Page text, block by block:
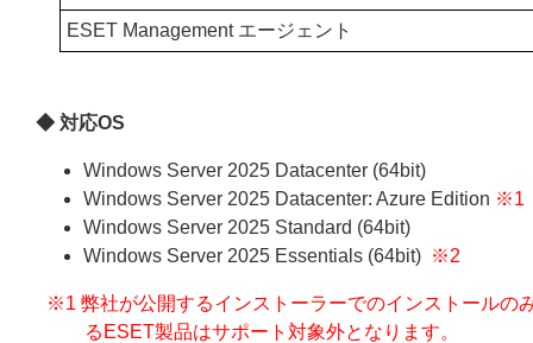
ESET Management エージェント
◆ 対応OS
Windows Server 2025 Datacenter (64bit)
Windows Server 2025 Datacenter: Azure Edition ※1
Windows Server 2025 Standard (64bit)
Windows Server 2025 Essentials (64bit) ※2
※1 弊社が公開するインストーラーでのインストールの
るESET製品はサポート対象外となります。